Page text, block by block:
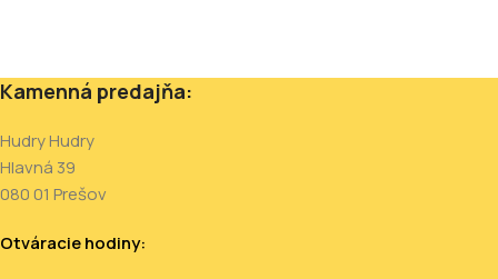
Kamenná predajňa:
Hudry Hudry
Hlavná 39
080 01 Prešov
Otváracie hodiny: